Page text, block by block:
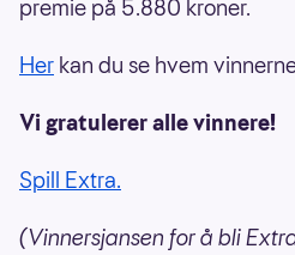
premie på 5.880 kroner.
Her kan du se hvem
Vi gratulerer alle vinnere!
Spill Extra.
(Vinnersjansen for å bli